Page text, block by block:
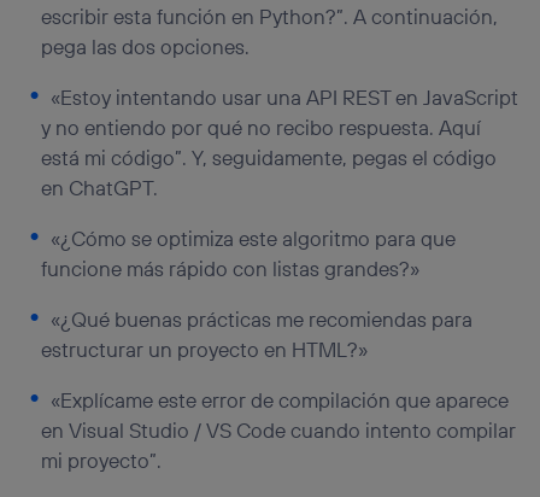
escribir esta función en Python?”. A continuación,
pega las dos opciones.
«Estoy intentando usar una API REST en JavaScript
y no entiendo por qué no recibo respuesta. Aquí
está mi código”. Y, seguidamente, pegas el código
en ChatGPT.
«¿Cómo se optimiza este algoritmo para que
funcione más rápido con listas grandes?»
«¿Qué buenas prácticas me recomiendas para
estructurar un proyecto en HTML?»
«Explícame este error de compilación que aparece
en Visual Studio / VS Code cuando intento compilar
mi proyecto”.